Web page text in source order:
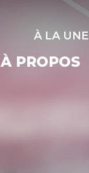
À LA UNE
À PROPOS